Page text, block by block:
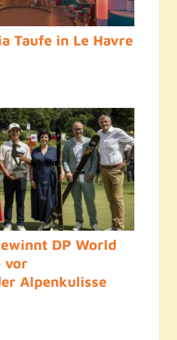
Taufe in Le Havre
DP World
vor
Alpenkulisse